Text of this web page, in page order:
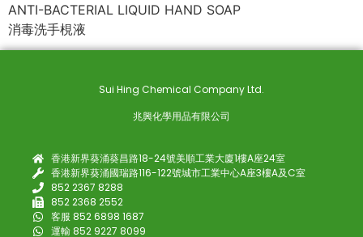
ANTI-BACTERIAL LIQUID HAND SOAP
消毒洗手梘液
Sui Hing Chemical Company Ltd.
兆興化學用品有限公司
香港新界葵涌葵昌路18-24號美順工業大廈1樓A座24室
香港新界葵涌國瑞路116-122號城市工業中心A座3樓A及C室
852 2367 8288
852 2368 2552
客服 852 6898 1687
運輸 852 9227 8099